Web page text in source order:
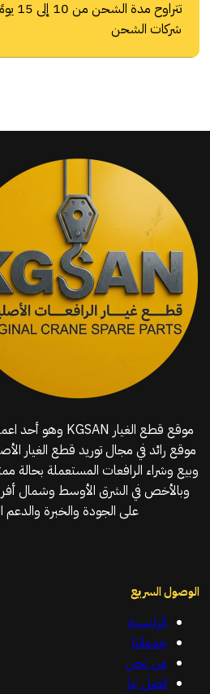
شركات الشحن
موقع رائد في مجال توريد قطع الغيار
وبيع وشراء الرافعات المستعملة بحالة
وبالأخص في الشرق الأوسط وشمال
على الجودة والخبرة
الوصول السريع
الرئيسية
خدماتنا
من نحن
اتصل بنا